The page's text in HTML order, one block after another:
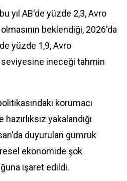
yıl AB'de yüzde 2,3, Avro
beklendiği, 2026'da
yüzde 1,9, Avro
ineceği tahmin
korumacı
yakalandığı
duyurulan gümrük
ekonomide şok
işaret edildi.